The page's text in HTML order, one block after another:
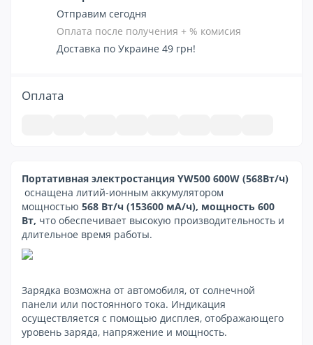
Отправим сегодня
Оплата после получения + % комисия
Доставка по Украине 49 грн!
Оплата
Портативная электростанция YW500 600W (568Вт/ч)
оснащена литий-ионным аккумулятором
мощностью 568 Вт/ч (153600 мА/ч), мощность 600
Вт, что обеспечивает высокую производительность и
длительное время работы.
Зарядка возможна от автомобиля, от солнечной
панели или постоянного тока. Индикация
осуществляется с помощью дисплея, отображающего
уровень заряда, напряжение и мощность.